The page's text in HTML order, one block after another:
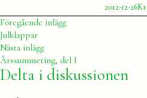
Publicerat
av
Julia
2012-12-26
i
Inläggsnavigering
Föregående inläggFöregående
Julklappar
Nästa inläggNästa
inlägg:
Årssummering, del I
Delta i diskussionen